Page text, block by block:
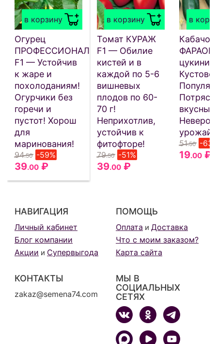
в корзину
Огурец
ПРОФЕССИОНАЛ
F1 — Устойчив
к жаре и
похолоданиям!
Огурчики без
горечи и
пустот! Хорош
для
маринования!
94.50 -59%
39.00 ₽
в корзину
Томат КУРАЖ
F1 — Обилие
кистей и в
каждой по 5-6
вишневых
плодов по 60-
70 г!
Неприхотлив,
устойчив к
фитофторе!
79.50 -51%
39.00 ₽
в
Кабачок
ФАРАОН
цукини!
51.50 -
19.00 ₽
НАВИГАЦИЯ
Личный кабинет
Блог компании
Акции и Супервыгода
ПОМОЩЬ
Оплата и Доставка
Что с моим заказом?
Карта сайта
КОНТАКТЫ
zakaz@semena74.com
МЫ В
СОЦИАЛЬНЫХ
СЕТЯХ